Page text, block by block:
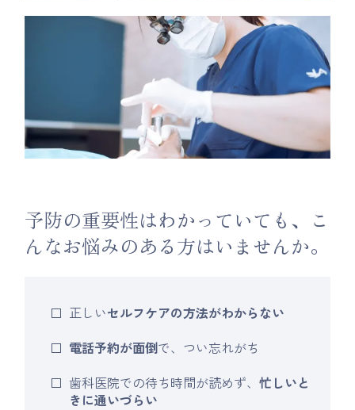
予防の重要性はわかっていても、こ
んなお悩みのある方はいませんか。
正しいセルフケアの方法がわからない
電話予約が面倒で、つい忘れがち
歯科医院での待ち時間が読めず、忙しいと
きに通いづらい